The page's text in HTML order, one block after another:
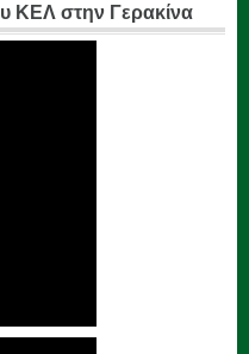
ΚΕΛ στην Γερακίνα